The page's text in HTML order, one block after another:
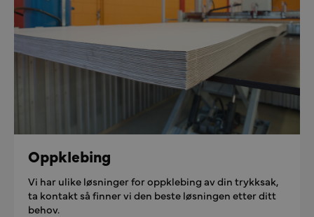
Oppklebing
Vi har ulike løsninger for oppklebing av din trykksak,
ta kontakt så finner vi den beste løsningen etter ditt
behov.